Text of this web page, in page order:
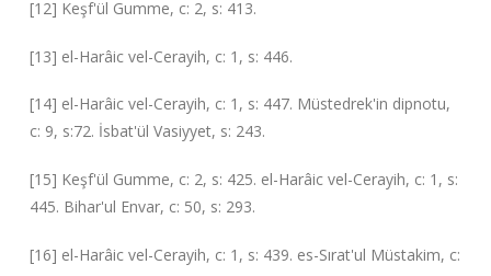
[12] Keşf'ül Gumme, c: 2, s: 413.
[13] el-Harâic vel-Cerayih, c: 1, s: 446.
[14] el-Harâic vel-Cerayih, c: 1, s: 447. Müstedrek'in dipnotu,
c: 9, s:72. İsbat'ül Vasiyyet, s: 243.
[15] Keşf'ül Gumme, c: 2, s: 425. el-Harâic vel-Cerayih, c: 1, s:
445. Bihar'ul Envar, c: 50, s: 293.
[16] el-Harâic vel-Cerayih, c: 1, s: 439. es-Sırat'ul Müstakim, c: